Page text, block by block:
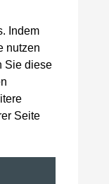
Indem
nutzen
Sie diese
Seite